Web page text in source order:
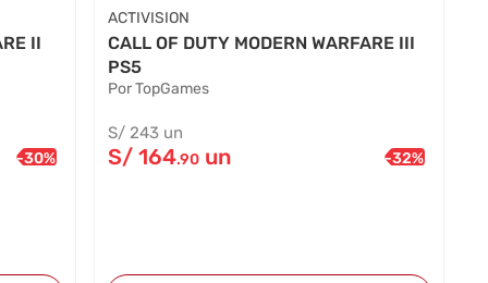
II
-30%
ACTIVISION
CALL OF DUTY MODERN WARFARE III
PS5
Por TopGames
S/ 243 un
S/ 164.90 un -32%